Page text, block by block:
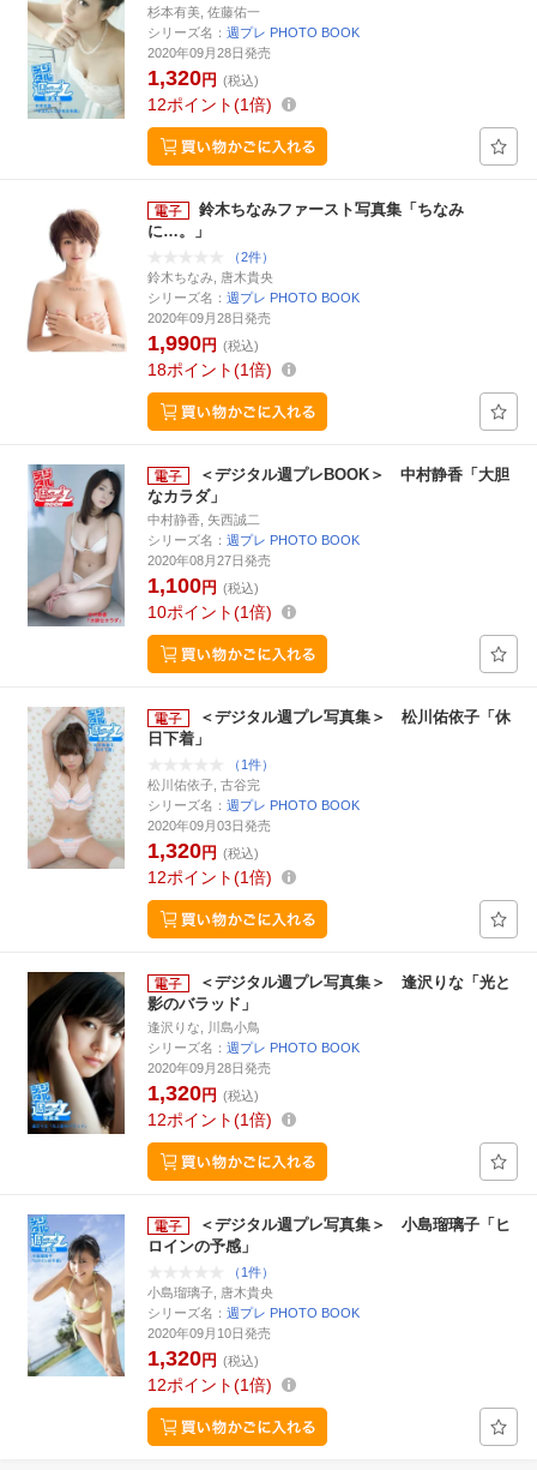
杉本有美, 佐藤佑一
シリーズ名： 週プレ PHOTO BOOK
2020年09月28日発売
1,320円 (税込)
12ポイント 1倍
鈴木ちなみファースト写真集「ちなみ
に…。」
（2件）
鈴木ちなみ, 唐木貴央
シリーズ名： 週プレ PHOTO BOOK
2020年09月28日発売
1,990円 (税込)
18ポイント 1倍
＜デジタル週プレBOOK＞ 中村静香「大胆
なカラダ」
中村静香, 矢西誠二
シリーズ名： 週プレ PHOTO BOOK
2020年08月27日発売
1,100円 (税込)
10ポイント 1倍
＜デジタル週プレ写真集＞ 松川佑依子「休
日下着」
（1件）
松川佑依子, 古谷完
シリーズ名： 週プレ PHOTO BOOK
2020年09月03日発売
1,320円 (税込)
12ポイント 1倍
＜デジタル週プレ写真集＞ 逢沢りな「光と
影のバラッド」
逢沢りな, 川島小鳥
シリーズ名： 週プレ PHOTO BOOK
2020年09月28日発売
1,320円 (税込)
12ポイント 1倍
＜デジタル週プレ写真集＞ 小島瑠璃子「ヒ
ロインの予感」
（1件）
小島瑠璃子, 唐木貴央
シリーズ名： 週プレ PHOTO BOOK
2020年09月10日発売
1,320円 (税込)
12ポイント 1倍